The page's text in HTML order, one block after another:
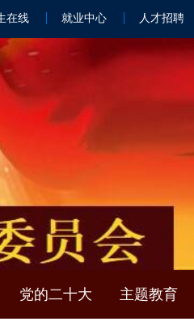
在线 就业中心 人才招聘
党的二十大 主题教育